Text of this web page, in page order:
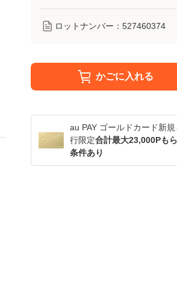
ロットナンバー： 527460374
かごに入れる
au PAY ゴールドカード新
行限定合計最大23,000Pも
条件あり